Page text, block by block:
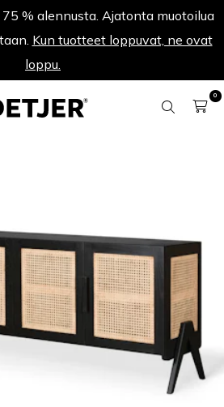
% alennusta. Ajatonta muotoilua
Kun tuotteet loppuvat, ne ovat
loppu.
0
Henri - Hiilenmusta